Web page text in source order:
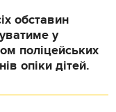
обставин
у
поліцейських
опіки дітей.